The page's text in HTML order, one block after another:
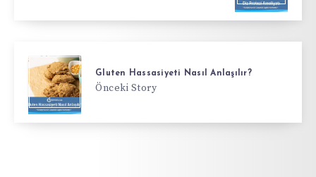
Gluten Hassasiyeti Nasıl Anlaşılır?
Önceki Story